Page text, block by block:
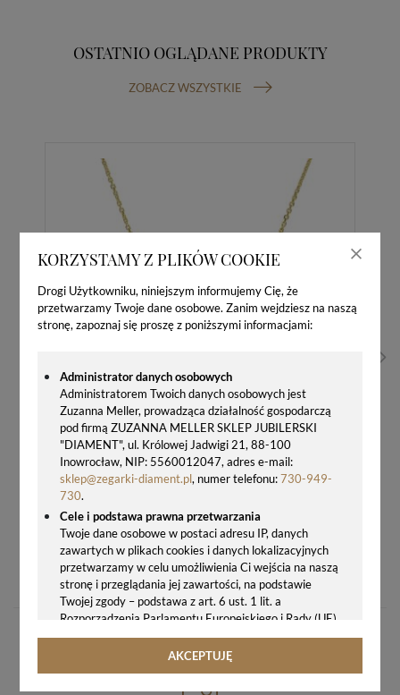
KORZYSTAMY Z PLIKÓW COOKIE
Drogi Użytkowniku, niniejszym informujemy Cię, że
przetwarzamy Twoje dane osobowe. Zanim wejdziesz na naszą
stronę, zapoznaj się proszę z poniższymi informacjami:
Administrator danych osobowych
Administratorem Twoich danych osobowych jest
Zuzanna Meller, prowadząca działalność gospodarczą
pod firmą ZUZANNA MELLER SKLEP JUBILERSKI
"DIAMENT", ul. Królowej Jadwigi 21, 88-100
Inowrocław, NIP: 5560012047, adres e-mail:
sklep@zegarki-diament.pl, numer telefonu:730-949-
730.
Cele i podstawa prawna przetwarzania
Twoje dane osobowe w postaci adresu IP, danych
zawartych w plikach cookies i danych lokalizacyjnych
przetwarzamy w celu umożliwienia Ci wejścia na naszą
stronę i przeglądania jej zawartości, na podstawie
Twojej zgody – podstawa z art. 6 ust. 1 lit. a
Rozporządzenia Parlamentu Europejskiego i Rady (UE)
2016/679 z 27.04.2016 r. w sprawie ochrony osób
fizycznych w związku z przetwarzaniem danych
AKCEPTUJĘ
OSTATNIO OGLĄDANE PRODUKTY
ZOBACZ WSZYSTKIE
1379,00 zł